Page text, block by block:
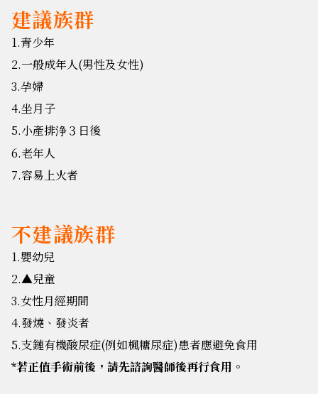
建議族群
1.青少年
2.一般成年人(男性及女性)
3.孕婦
4.坐月子
5.小產排浄３日後
6.老年人
7.容易上火者
不建議族群
1.嬰幼兒
2.▲兒童
3.女性月經期間
4.發燒、發炎者
5.支鏈有機酸尿症(例如楓糖尿症)患者應避免食用
*若正值手術前後，請先諮詢醫師後再行食用。